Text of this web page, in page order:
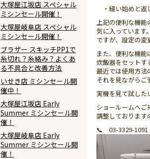
・縫い始めと返
上記の便利な機能
気に入っています
ですが、設定の変
また、便利な機能
炊飯器をセットす
最近では使用方法
それを見ながらご
実機を見て試した
ショールームへ
調整しております
📞 03-3329-
大塚屋江坂店 スペシャル
ミシンセール開催！
大塚屋岐阜店 スペシャル
ミシンセール開催！
ブラザー スキッチPP1で
糸切れ？糸絡み？よくあ
る不具合と改善方法
いせき店 ミシンセール開
催中！
大塚屋江坂店 Early
Summer ミシンセール開
催！
大塚屋岐阜店 Early
Summer ミシンセール開
催！